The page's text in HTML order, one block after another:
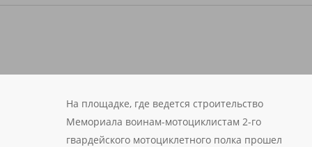
На площадке, где ведется строительство
Мемориала воинам-мотоциклистам 2-го
гвардейского мотоциклетного полка прошел